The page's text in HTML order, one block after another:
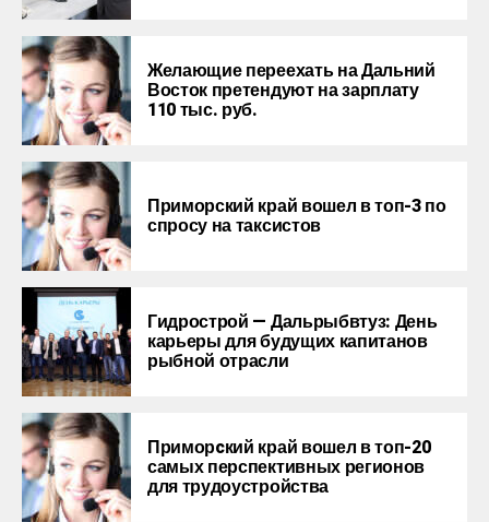
Желающие переехать на Дальний
Восток претендуют на зарплату
110 тыс. руб.
Приморский край вошел в топ-3 по
спросу на таксистов
Гидрострой — Дальрыбвтуз: День
карьеры для будущих капитанов
рыбной отрасли
Приморcкий край вошел в топ-20
самых перспективных регионов
для трудоустройства